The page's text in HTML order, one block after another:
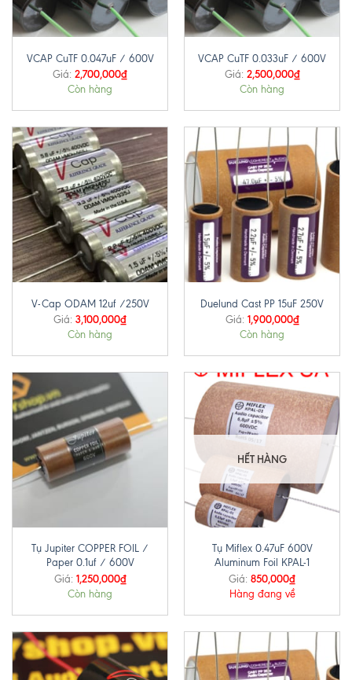
VCAP CuTF 0.047uF / 600V
Giá: 2,700,000₫
Còn hàng
VCAP CuTF 0.033uF / 600V
Giá: 2,500,000₫
Còn hàng
V-Cap ODAM 12uf /250V
Giá: 3,100,000₫
Còn hàng
Duelund Cast PP 15uF 250V
Giá: 1,900,000₫
Còn hàng
Tụ Jupiter COPPER FOIL /
Paper 0.1uf / 600V
Giá: 1,250,000₫
Còn hàng
HẾT HÀNG
Tụ Miflex 0.47uF 600V
Aluminum Foil KPAL-1
Giá: 850,000₫
Hàng đang về